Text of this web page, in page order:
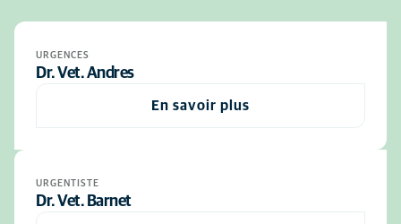
URGENCES
Dr. Vet. Andres
En savoir plus
URGENTISTE
Dr. Vet. Barnet